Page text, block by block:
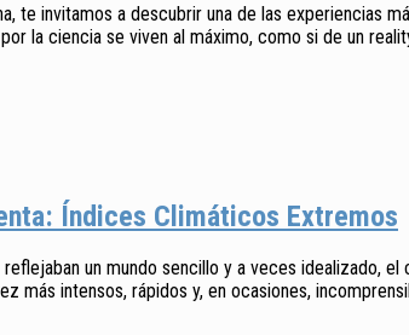
invitamos a descubrir una de las experiencias
la ciencia se viven al máximo, como si de un
Índices Climáticos Extremos
un mundo sencillo y a veces idealizado,
más intensos, rápidos y, en ocasiones,